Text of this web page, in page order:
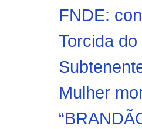
FNDE:
Torcida
Mulher